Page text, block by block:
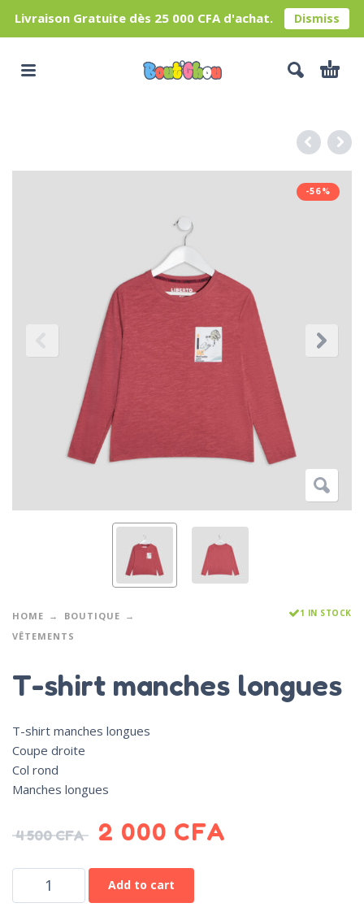
Livraison Gratuite dès 25 000 CFA d'achat. Dismiss
-56%
HOME
BOUTIQUE
VÊTEMENTS
1 IN STOCK
T-shirt manches longues
T-shirt manches longues
Coupe droite
Col rond
Manches longues
4 500CFA 2 000 CFA
Add to cart